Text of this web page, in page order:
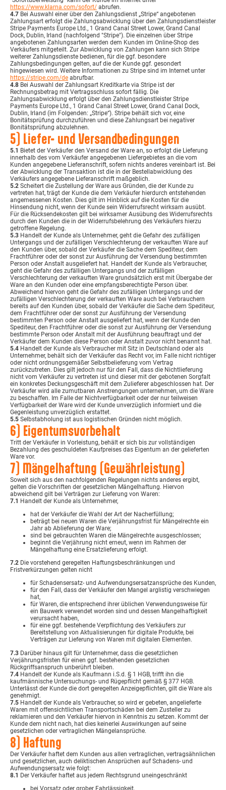
https://www.klarna.com/sofort/ abrufen.
4.7 Bei Auswahl einer über den Zahlungsdienst „Stripe“ angebotenen
Zahlungsart erfolgt die Zahlungsabwicklung über den Zahlungsdienstleister
Stripe Payments Europe Ltd., 1 Grand Canal Street Lower, Grand Canal
Dock, Dublin, Irland (nachfolgend "Stripe"). Die einzelnen über Stripe
angebotenen Zahlungsarten werden dem Kunden im Online-Shop des
Verkäufers mitgeteilt. Zur Abwicklung von Zahlungen kann sich Stripe
weiterer Zahlungsdienste bedienen, für die ggf. besondere
Zahlungsbedingungen gelten, auf die der Kunde ggf. gesondert
hingewiesen wird. Weitere Informationen zu Stripe sind im Internet unter
https://stripe.com/de abrufbar.
4.8 Bei Auswahl der Zahlungsart Kreditkarte via Stripe ist der
Rechnungsbetrag mit Vertragsschluss sofort fällig. Die
Zahlungsabwicklung erfolgt über den Zahlungsdienstleister Stripe
Payments Europe Ltd., 1 Grand Canal Street Lower, Grand Canal Dock,
Dublin, Irland (im Folgenden: „Stripe“). Stripe behält sich vor, eine
Bonitätsprüfung durchzuführen und diese Zahlungsart bei negativer
Bonitätsprüfung abzulehnen.
5) Liefer- und Versandbedingungen
5.1 Bietet der Verkäufer den Versand der Ware an, so erfolgt die Lieferung
innerhalb des vom Verkäufer angegebenen Liefergebietes an die vom
Kunden angegebene Lieferanschrift, sofern nichts anderes vereinbart ist. Bei
der Abwicklung der Transaktion ist die in der Bestellabwicklung des
Verkäufers angegebene Lieferanschrift maßgeblich.
5.2 Scheitert die Zustellung der Ware aus Gründen, die der Kunde zu
vertreten hat, trägt der Kunde die dem Verkäufer hierdurch entstehenden
angemessenen Kosten. Dies gilt im Hinblick auf die Kosten für die
Hinsendung nicht, wenn der Kunde sein Widerrufsrecht wirksam ausübt.
Für die Rücksendekosten gilt bei wirksamer Ausübung des Widerrufsrechts
durch den Kunden die in der Widerrufsbelehrung des Verkäufers hierzu
getroffene Regelung.
5.3 Handelt der Kunde als Unternehmer, geht die Gefahr des zufälligen
Untergangs und der zufälligen Verschlechterung der verkauften Ware auf
den Kunden über, sobald der Verkäufer die Sache dem Spediteur, dem
Frachtführer oder der sonst zur Ausführung der Versendung bestimmten
Person oder Anstalt ausgeliefert hat. Handelt der Kunde als Verbraucher,
geht die Gefahr des zufälligen Untergangs und der zufälligen
Verschlechterung der verkauften Ware grundsätzlich erst mit Übergabe der
Ware an den Kunden oder eine empfangsberechtigte Person über.
Abweichend hiervon geht die Gefahr des zufälligen Untergangs und der
zufälligen Verschlechterung der verkauften Ware auch bei Verbrauchern
bereits auf den Kunden über, sobald der Verkäufer die Sache dem Spediteur,
dem Frachtführer oder der sonst zur Ausführung der Versendung
bestimmten Person oder Anstalt ausgeliefert hat, wenn der Kunde den
Spediteur, den Frachtführer oder die sonst zur Ausführung der Versendung
bestimmte Person oder Anstalt mit der Ausführung beauftragt und der
Verkäufer dem Kunden diese Person oder Anstalt zuvor nicht benannt hat.
5.4 Handelt der Kunde als Verbraucher mit Sitz in Deutschland oder als
Unternehmer, behält sich der Verkäufer das Recht vor, im Falle nicht richtiger
oder nicht ordnungsgemäßer Selbstbelieferung vom Vertrag
zurückzutreten. Dies gilt jedoch nur für den Fall, dass die Nichtlieferung
nicht vom Verkäufer zu vertreten ist und dieser mit der gebotenen Sorgfalt
ein konkretes Deckungsgeschäft mit dem Zulieferer abgeschlossen hat. Der
Verkäufer wird alle zumutbaren Anstrengungen unternehmen, um die Ware
zu beschaffen. Im Falle der Nichtverfügbarkeit oder der nur teilweisen
Verfügbarkeit der Ware wird der Kunde unverzüglich informiert und die
Gegenleistung unverzüglich erstattet.
5.5 Selbstabholung ist aus logistischen Gründen nicht möglich.
6) Eigentumsvorbehalt
Tritt der Verkäufer in Vorleistung, behält er sich bis zur vollständigen
Bezahlung des geschuldeten Kaufpreises das Eigentum an der gelieferten
Ware vor.
7) Mängelhaftung (Gewährleistung)
Soweit sich aus den nachfolgenden Regelungen nichts anderes ergibt,
gelten die Vorschriften der gesetzlichen Mängelhaftung. Hiervon
abweichend gilt bei Verträgen zur Lieferung von Waren:
7.1 Handelt der Kunde als Unternehmer,
hat der Verkäufer die Wahl der Art der Nacherfüllung;
beträgt bei neuen Waren die Verjährungsfrist für Mängelrechte ein
Jahr ab Ablieferung der Ware;
sind bei gebrauchten Waren die Mängelrechte ausgeschlossen;
beginnt die Verjährung nicht erneut, wenn im Rahmen der
Mängelhaftung eine Ersatzlieferung erfolgt.
7.2 Die vorstehend geregelten Haftungsbeschränkungen und
Fristverkürzungen gelten nicht
für Schadensersatz- und Aufwendungsersatzansprüche des Kunden,
für den Fall, dass der Verkäufer den Mangel arglistig verschwiegen
hat,
für Waren, die entsprechend ihrer üblichen Verwendungsweise für
ein Bauwerk verwendet worden sind und dessen Mangelhaftigkeit
verursacht haben,
für eine ggf. bestehende Verpflichtung des Verkäufers zur
Bereitstellung von Aktualisierungen für digitale Produkte, bei
Verträgen zur Lieferung von Waren mit digitalen Elementen.
7.3 Darüber hinaus gilt für Unternehmer, dass die gesetzlichen
Verjährungsfristen für einen ggf. bestehenden gesetzlichen
Rückgriffsanspruch unberührt bleiben.
7.4 Handelt der Kunde als Kaufmann i.S.d. § 1 HGB, trifft ihn die
kaufmännische Untersuchungs- und Rügepflicht gemäß § 377 HGB.
Unterlässt der Kunde die dort geregelten Anzeigepflichten, gilt die Ware als
genehmigt.
7.5 Handelt der Kunde als Verbraucher, so wird er gebeten, angelieferte
Waren mit offensichtlichen Transportschäden bei dem Zusteller zu
reklamieren und den Verkäufer hiervon in Kenntnis zu setzen. Kommt der
Kunde dem nicht nach, hat dies keinerlei Auswirkungen auf seine
gesetzlichen oder vertraglichen Mängelansprüche.
8) Haftung
Der Verkäufer haftet dem Kunden aus allen vertraglichen, vertragsähnlichen
und gesetzlichen, auch deliktischen Ansprüchen auf Schadens- und
Aufwendungsersatz wie folgt:
8.1 Der Verkäufer haftet aus jedem Rechtsgrund uneingeschränkt
bei Vorsatz oder grober Fahrlässigkeit,